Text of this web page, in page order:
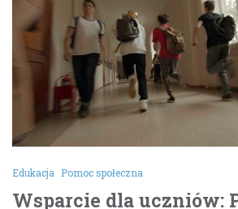
Edukacja Pomoc społeczna
Wsparcie dla uczniów: